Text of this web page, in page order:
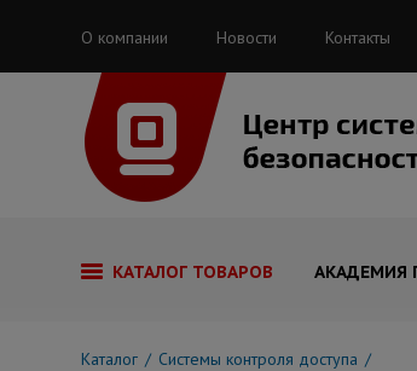
О компании Новости Контакты
КАТАЛОГ ТОВАРОВ АКАДЕМИЯ
Каталог Системы контроля доступа